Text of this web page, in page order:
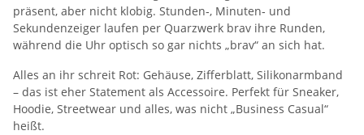
präsent, aber nicht klobig. Stunden‑, Minuten‑ und
Sekundenzeiger laufen per Quarzwerk brav ihre Runden,
während die Uhr optisch so gar nichts „brav“ an sich hat.
Alles an ihr schreit Rot: Gehäuse, Zifferblatt, Silikonarmband
– das ist eher Statement als Accessoire. Perfekt für Sneaker,
Hoodie, Streetwear und alles, was nicht „Business Casual“
heißt.